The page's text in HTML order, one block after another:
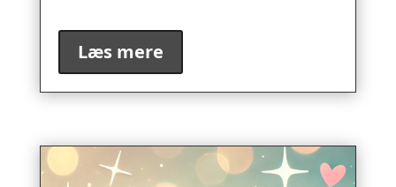
Læs mere